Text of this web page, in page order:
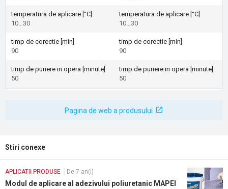
temperatura de aplicare [°C]
10…30
temperatura de aplicare [°C]
10…30
timp de corectie [min]
90
timp de corectie [min]
90
timp de punere in opera [minute]
50
timp de punere in opera [minute]
50
Pagina de web a produsului
Stiri conexe
APLICATII PRODUSE De 7 an(i)
Modul de aplicare al adezivului poliuretanic MAPEI